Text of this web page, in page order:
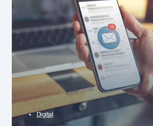
Digital